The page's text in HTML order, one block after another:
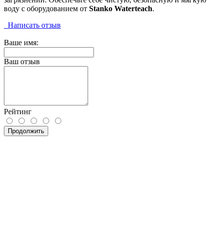
воду с оборудованием от Stanko Waterteach.
Написать отзыв
Ваше имя:
Ваш отзыв
Рейтинг
Продолжить